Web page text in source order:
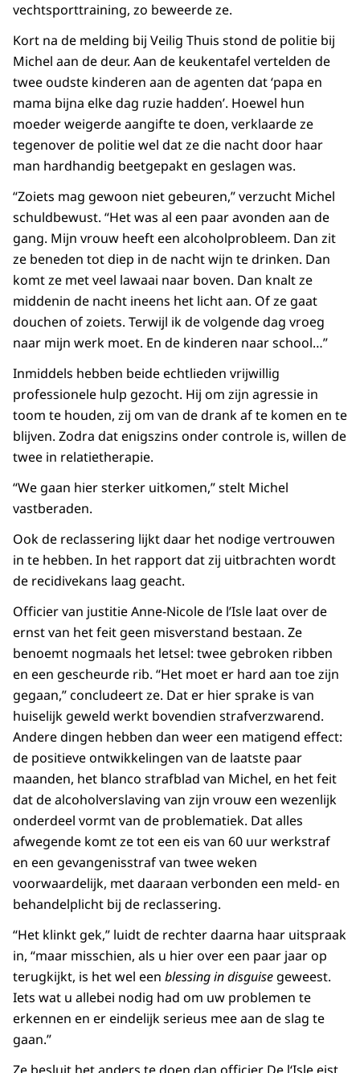
vechtsporttraining, zo beweerde ze.
Kort na de melding bij Veilig Thuis stond de politie bij
Michel aan de deur. Aan de keukentafel vertelden de
twee oudste kinderen aan de agenten dat ‘papa en
mama bijna elke dag ruzie hadden’. Hoewel hun
moeder weigerde aangifte te doen, verklaarde ze
tegenover de politie wel dat ze die nacht door haar
man hardhandig beetgepakt en geslagen was.
“Zoiets mag gewoon niet gebeuren,” verzucht Michel
schuldbewust. “Het was al een paar avonden aan de
gang. Mijn vrouw heeft een alcoholprobleem. Dan zit
ze beneden tot diep in de nacht wijn te drinken. Dan
komt ze met veel lawaai naar boven. Dan knalt ze
middenin de nacht ineens het licht aan. Of ze gaat
douchen of zoiets. Terwijl ik de volgende dag vroeg
naar mijn werk moet. En de kinderen naar school…”
Inmiddels hebben beide echtlieden vrijwillig
professionele hulp gezocht. Hij om zijn agressie in
toom te houden, zij om van de drank af te komen en te
blijven. Zodra dat enigszins onder controle is, willen de
twee in relatietherapie.
“We gaan hier sterker uitkomen,” stelt Michel
vastberaden.
Ook de reclassering lijkt daar het nodige vertrouwen
in te hebben. In het rapport dat zij uitbrachten wordt
de recidivekans laag geacht.
Officier van justitie Anne-Nicole de l’Isle laat over de
ernst van het feit geen misverstand bestaan. Ze
benoemt nogmaals het letsel: twee gebroken ribben
en een gescheurde rib. “Het moet er hard aan toe zijn
gegaan,” concludeert ze. Dat er hier sprake is van
huiselijk geweld werkt bovendien strafverzwarend.
Andere dingen hebben dan weer een matigend effect:
de positieve ontwikkelingen van de laatste paar
maanden, het blanco strafblad van Michel, en het feit
dat de alcoholverslaving van zijn vrouw een wezenlijk
onderdeel vormt van de problematiek. Dat alles
afwegende komt ze tot een eis van 60 uur werkstraf
en een gevangenisstraf van twee weken
voorwaardelijk, met daaraan verbonden een meld- en
behandelplicht bij de reclassering.
“Het klinkt gek,” luidt de rechter daarna haar uitspraak
in, “maar misschien, als u hier over een paar jaar op
terugkijkt, is het wel een blessing in disguise geweest.
Iets wat u allebei nodig had om uw problemen te
erkennen en er eindelijk serieus mee aan de slag te
gaan.”